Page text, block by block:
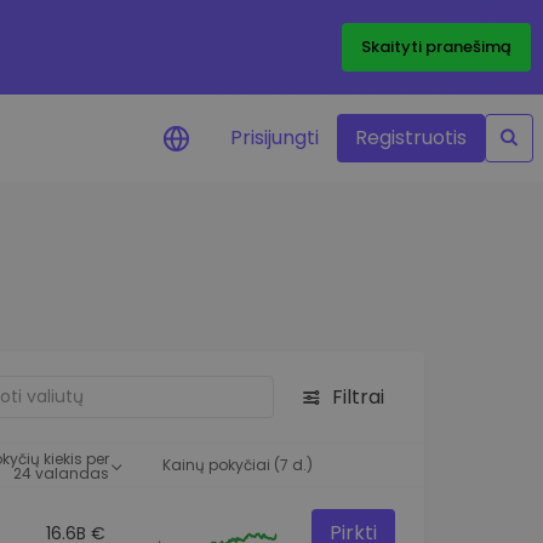
Skaityti pranešimą
Prisijungti Registruotis
Filtrai
kiekis per
24 valandas Kainų pokyčiai (7 d.)
16.6B € Pirkti